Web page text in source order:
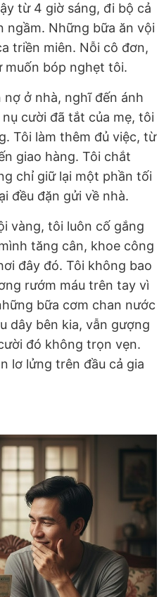
từ 4 giờ sáng, đi bộ cả
ngầm. Những bữa ăn vội
triền miên. Nỗi cô đơn,
muốn bóp nghẹt tôi.
ở nhà, nghĩ đến ánh
cười đã tắt của mẹ, tôi
Tôi làm thêm đủ việc, từ
giao hàng. Tôi chắt
chỉ giữ lại một phần tối
đều đặn gửi về nhà.
vàng, tôi luôn cố gắng
tăng cân, khoe công
đây đó. Tôi không bao
rướm máu trên tay vì
bữa cơm chan nước
dây bên kia, vẫn gượng
đó không trọn vẹn.
lơ lửng trên đầu cả gia